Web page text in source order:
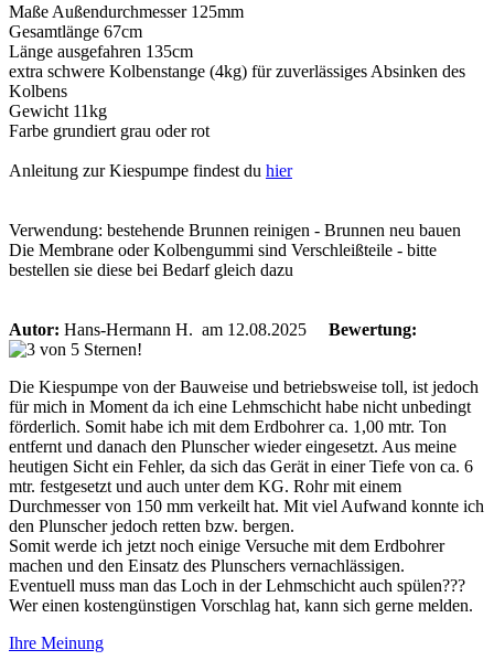
Maße Außendurchmesser 125mm
Gesamtlänge 67cm
Länge ausgefahren 135cm
extra schwere Kolbenstange (4kg) für zuverlässiges Absinken des
Kolbens
Gewicht 11kg
Farbe grundiert grau oder rot
Anleitung zur Kiespumpe findest du hier
Verwendung: bestehende Brunnen reinigen - Brunnen neu bauen
Die Membrane oder Kolbengummi sind Verschleißteile - bitte
bestellen sie diese bei Bedarf gleich dazu
Autor: Hans-Hermann H. am 12.08.2025 Bewertung:
Die Kiespumpe von der Bauweise und betriebsweise toll, ist jedoch
für mich in Moment da ich eine Lehmschicht habe nicht unbedingt
förderlich. Somit habe ich mit dem Erdbohrer ca. 1,00 mtr. Ton
entfernt und danach den Plunscher wieder eingesetzt. Aus meine
heutigen Sicht ein Fehler, da sich das Gerät in einer Tiefe von ca. 6
mtr. festgesetzt und auch unter dem KG. Rohr mit einem
Durchmesser von 150 mm verkeilt hat. Mit viel Aufwand konnte ich
den Plunscher jedoch retten bzw. bergen.
Somit werde ich jetzt noch einige Versuche mit dem Erdbohrer
machen und den Einsatz des Plunschers vernachlässigen.
Eventuell muss man das Loch in der Lehmschicht auch spülen???
Wer einen kostengünstigen Vorschlag hat, kann sich gerne melden.
Ihre Meinung